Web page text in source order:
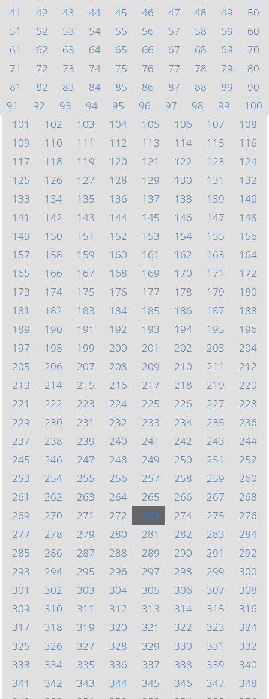
41
42 43 44 45 46 47 48 49
50
51
52 53 54 55 56 57 58 59
60
61
62 63 64 65 66 67 68 69
70
71
72 73 74 75 76 77 78 79
80
81
82 83 84 85 86 87 88 89
90
91
92 93 94 95 96 97 98 99
100
101
102 103 104 105 106 107
108
109
110 111 112 113 114 115
116
117
118 119 120 121 122 123
124
125
126 127 128 129 130 131
132
133
134 135 136 137 138 139
140
141
142 143 144 145 146 147
148
149
150 151 152 153 154 155
156
157
158 159 160 161 162 163
164
165
166 167 168 169 170 171
172
173
174 175 176 177 178 179
180
181
182 183 184 185 186 187
188
189
190 191 192 193 194 195
196
197
198 199 200 201 202 203
204
205
206 207 208 209 210 211
212
213
214 215 216 217 218 219
220
221
222 223 224 225 226 227
228
229
230 231 232 233 234 235
236
237
238 239 240 241 242 243
244
245
246 247 248 249 250 251
252
253
254 255 256 257 258 259
260
261
262 263 264 265 266 267
268
269
270 271 272 273 274 275
276
277
278 279 280 281 282 283
284
285
286 287 288 289 290 291
292
293
294 295 296 297 298 299
300
301
302 303 304 305 306 307
308
309
310 311 312 313 314 315
316
317
318 319 320 321 322 323
324
325
326 327 328 329 330 331
332
333
334 335 336 337 338 339
340
341
342 343 344 345 346 347
348